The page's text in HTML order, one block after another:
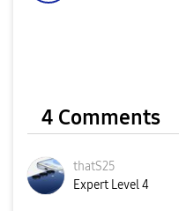
4 Comments
thatS25
Expert Level 4